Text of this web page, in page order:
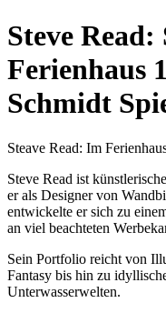
Steve Read:
Ferienhaus
Schmidt
Steave Read: Im
Steve Read ist
er als Designer von
entwickelte er sich zu
an viel beachteten
Sein Portfolio reicht von
Fantasy bis hin zu
Unterwasserwelten.